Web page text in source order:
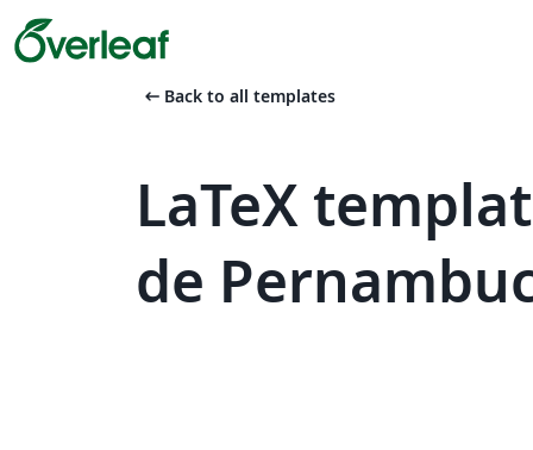
arrow_left_alt Back to all templates
LaTeX
de